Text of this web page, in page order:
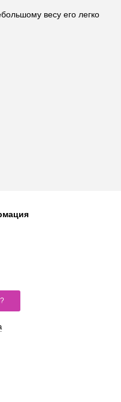
весу его легко